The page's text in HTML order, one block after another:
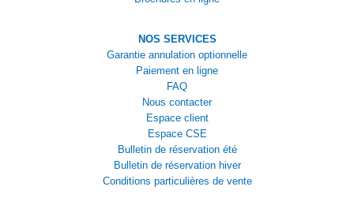
NOS SERVICES
Garantie annulation optionnelle
Paiement en ligne
FAQ
Nous contacter
Espace client
Espace CSE
Bulletin de réservation été
Bulletin de réservation hiver
Conditions particulières de vente